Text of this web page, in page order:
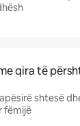
qira të
shtesë
fëmijë